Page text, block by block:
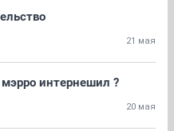
21 мая
интернешил ?
20 мая